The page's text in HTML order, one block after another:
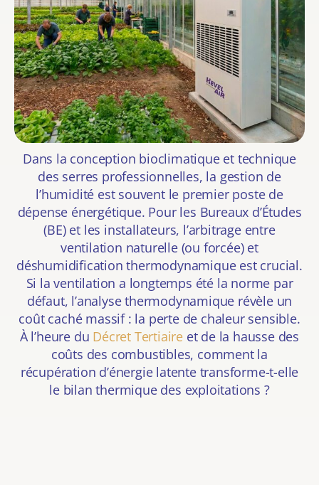
Dans la conception bioclimatique et technique
des serres professionnelles, la gestion de
l’humidité est souvent le premier poste de
dépense énergétique. Pour les Bureaux d’Études
(BE) et les installateurs, l’arbitrage entre
ventilation naturelle (ou forcée) et
déshumidification thermodynamique est crucial.
Si la ventilation a longtemps été la norme par
défaut, l’analyse thermodynamique révèle un
coût caché massif : la perte de chaleur sensible.
À l’heure du Décret Tertiaire et de la hausse des
coûts des combustibles, comment la
récupération d’énergie latente transforme-t-elle
le bilan thermique des exploitations ?